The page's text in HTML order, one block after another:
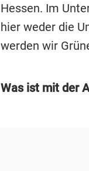
Hessen. Im
hier weder die
werden wir
Was ist mit der